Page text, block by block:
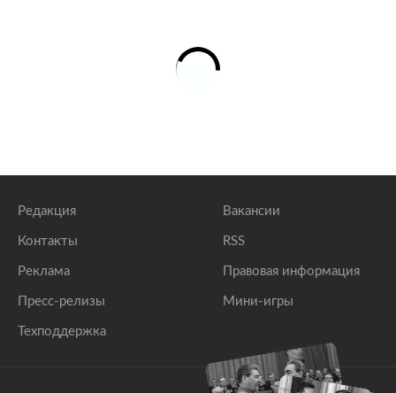
Редакция
Контакты
Реклама
Пресс-релизы
Техподдержка
Вакансии
RSS
Правовая информация
Мини-игры